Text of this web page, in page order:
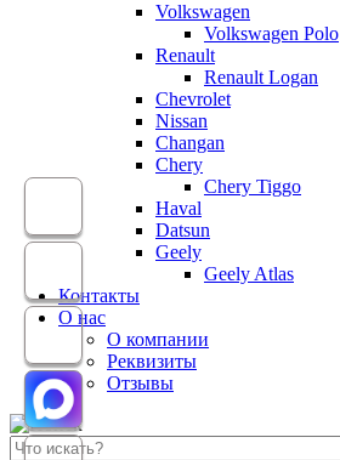
Volkswagen
Volkswagen Polo
Renault
Renault Logan
Chevrolet
Nissan
Changan
Chery
Chery Tiggo
Haval
Datsun
Geely
Geely Atlas
Контакты
О нас
О компании
Реквизиты
Отзывы